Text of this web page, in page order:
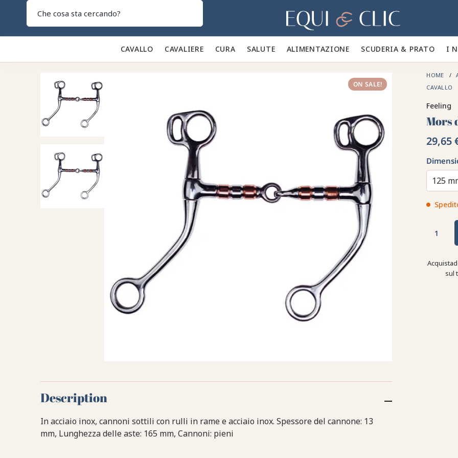
Casa
CAVALLO 🐎 CAVALIERE 👕 CURA 🪮 SALUTE ✨ ALIMENTAZIONE 🥕 SCUDERIA & PRATO 🍃 I
ON SALE!
HOME
CAVALLO
Feeling
Mors
29,65
125
sul
Description
In acciaio inox, cannoni sottili con rulli in rame e acciaio inox. Spessore del cannone: 13
mm, Lunghezza delle aste: 165 mm, Cannoni: pieni